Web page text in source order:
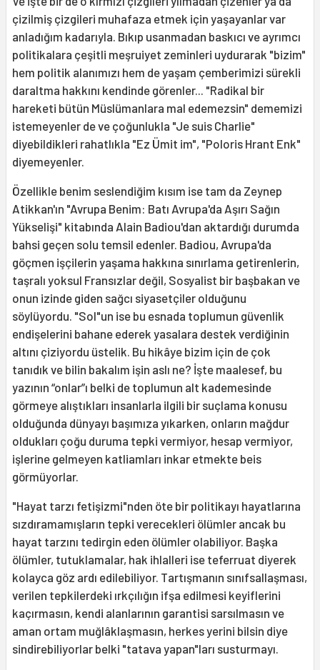
çizilmiş çizgileri muhafaza etmek için yaşayanlar var
anladığım kadarıyla. Bıkıp usanmadan baskıcı ve ayrımcı
politikalara çeşitli meşruiyet zeminleri uydurarak "bizim"
hem politik alanımızı hem de yaşam çemberimizi sürekli
daraltma hakkını kendinde görenler... "Radikal bir
hareketi bütün Müslümanlara mal edemezsin" dememizi
istemeyenler de ve çoğunlukla "Je suis Charlie"
diyebildikleri rahatlıkla "Ez Ümit im", "Poloris Hrant Enk"
diyemeyenler.
Özellikle benim seslendiğim kısım ise tam da Zeynep
Atikkan'ın "Avrupa Benim: Batı Avrupa'da Aşırı Sağın
Yükselişi" kitabında Alain Badiou'dan aktardığı durumda
bahsi geçen solu temsil edenler. Badiou, Avrupa'da
göçmen işçilerin yaşama hakkına sınırlama getirenlerin,
taşralı yoksul Fransızlar değil, Sosyalist bir başbakan ve
onun izinde giden sağcı siyasetçiler olduğunu
söylüyordu. "Sol"un ise bu esnada toplumun güvenlik
endişelerini bahane ederek yasalara destek verdiğinin
altını çiziyordu üstelik. Bu hikâye bizim için de çok
tanıdık ve bilin bakalım işin aslı ne? İşte maalesef, bu
yazının “onlar”ı belki de toplumun alt kademesinde
görmeye alıştıkları insanlarla ilgili bir suçlama konusu
olduğunda dünyayı başımıza yıkarken, onların mağdur
oldukları çoğu duruma tepki vermiyor, hesap vermiyor,
işlerine gelmeyen katliamları inkar etmekte beis
görmüyorlar.
"Hayat tarzı fetişizmi"nden öte bir politikayı hayatlarına
sızdıramamışların tepki verecekleri ölümler ancak bu
hayat tarzını tedirgin eden ölümler olabiliyor. Başka
ölümler, tutuklamalar, hak ihlalleri ise teferruat diyerek
kolayca göz ardı edilebiliyor. Tartışmanın sınıfsallaşması,
verilen tepkilerdeki ırkçılığın ifşa edilmesi keyiflerini
kaçırmasın, kendi alanlarının garantisi sarsılmasın ve
aman ortam muğlâklaşmasın, herkes yerini bilsin diye
sindirebiliyorlar belki "tatava yapan"ları susturmayı.